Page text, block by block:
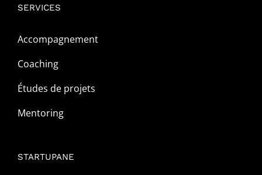
SERVICES
Accompagnement
Coaching
Études de projets
Mentoring
STARTUPANE